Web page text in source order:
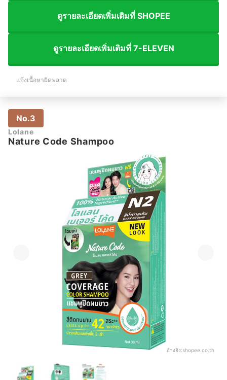
ดูรายละเอียดเพิ่มเติมที่ SHOPEE
ดูรายละเอียดเพิ่มเติมที่ 7-ELEVEN
แจ้งเนื้อหาผิดพลาด
No.3
Lolane
Nature Code Shampoo
อ้างอิง:shopee.co.th